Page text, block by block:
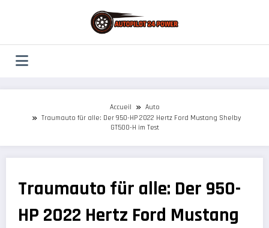
Accueil
Auto
Traumauto für alle: Der 950-HP 2022 Hertz Ford Mustang Shelby
GT500-H im Test
Traumauto für alle: Der 950-
HP 2022 Hertz Ford Mustang